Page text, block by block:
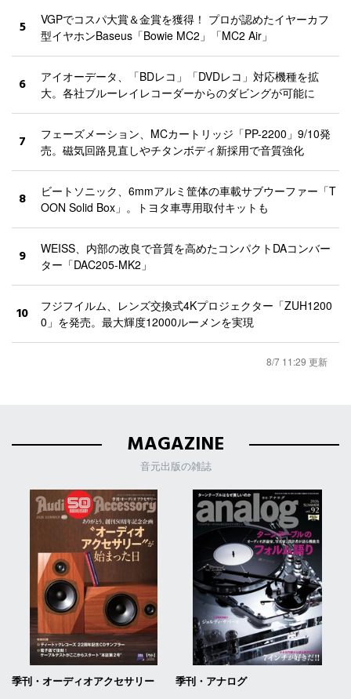
5
VGPでコスパ大賞＆金賞を獲得！ プロが認めたイヤーカフ
型イヤホンBaseus「Bowie MC2」「MC2 Air」
6
アイオーデータ、「BDレコ」「DVDレコ」対応機種を拡
大。各社ブルーレイレコーダーからのダビングが可能に
7
フェーズメーション、MCカートリッジ「PP-2200」9/10発
売。磁気回路見直しやチタンボディ新採用で音質強化
8
ビートソニック、6mmアルミ筐体の車載サブウーファー「T
OON Solid Box」。トヨタ車専用取付キットも
9
WEISS、内部の改良で音質を高めたコンパクトDAコンバー
ター「DAC205-MK2」
10
フジフイルム、レンズ交換式4Kプロジェクター「ZUH1200
0」を発売。最大輝度12000ルーメンを実現
8/7 11:29 更新
MAGAZINE
音元出版の雑誌
季刊・オーディオアクセサリー 季刊・アナログ